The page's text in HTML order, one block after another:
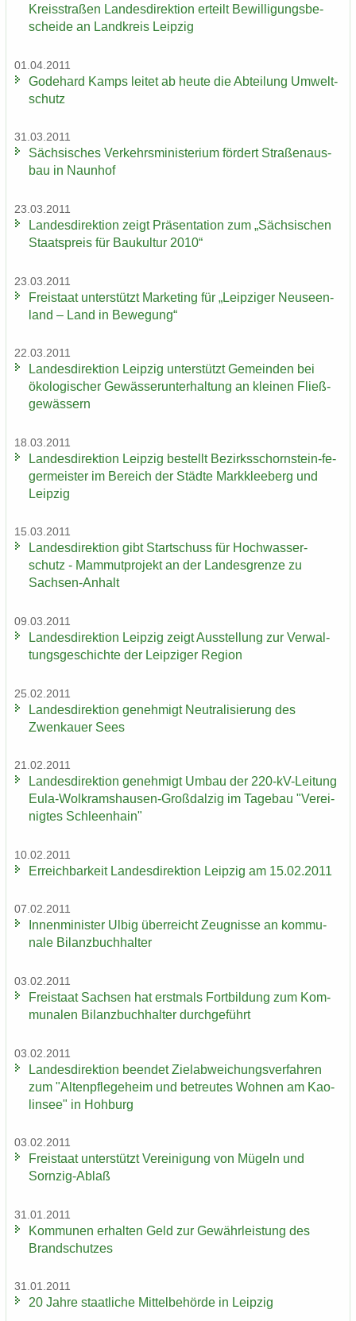
Kreis­stra­ßen Lan­des­di­rek­ti­on er­teilt Be­wil­li­gungs­be­
schei­de an Land­kreis Leip­zig
01.04.2011
Go­de­hard Kamps lei­tet ab heute die Ab­tei­lung Um­welt­
schutz
31.03.2011
Säch­si­sches Ver­kehrs­mi­nis­te­ri­um för­dert Stra­ßen­aus­
bau in Naun­hof
23.03.2011
Lan­des­di­rek­ti­on zeigt Prä­sen­ta­ti­on zum „Säch­si­schen
Staats­preis für Bau­kul­tur 2010“
23.03.2011
Frei­staat un­ter­stützt Mar­ke­ting für „Leip­zi­ger Neu­seen­
land – Land in Be­we­gung“
22.03.2011
Lan­des­di­rek­ti­on Leip­zig un­ter­stützt Ge­mein­den bei
öko­lo­gi­scher Ge­wäs­ser­un­ter­hal­tung an klei­nen Fließ­
ge­wäs­sern
18.03.2011
Lan­des­di­rek­ti­on Leip­zig be­stellt Bezirksschornstein-​ fe­
ger­meis­ter im Be­reich der Städ­te Mark­klee­berg und
Leip­zig
15.03.2011
Lan­des­di­rek­ti­on gibt Start­schuss für Hoch­was­ser­
schutz - Mam­mut­pro­jekt an der Lan­des­gren­ze zu
Sachsen-​Anhalt
09.03.2011
Lan­des­di­rek­ti­on Leip­zig zeigt Aus­stel­lung zur Ver­wal­
tungs­ge­schich­te der Leip­zi­ger Re­gi­on
25.02.2011
Lan­des­di­rek­ti­on ge­neh­migt Neu­tra­li­sie­rung des
Zwenkau­er Sees
21.02.2011
Lan­des­di­rek­ti­on ge­neh­migt Umbau der 220-​kV-Leitung
Eula-​Wolkramshausen-Großdalzig im Ta­ge­bau "Ver­ei­
nig­tes Schleen­hain"
10.02.2011
Er­reich­bar­keit Lan­des­di­rek­ti­on Leip­zig am 15.02.2011
07.02.2011
In­nen­mi­nis­ter Ulbig über­reicht Zeug­nis­se an kom­mu­
na­le Bi­lanz­buch­hal­ter
03.02.2011
Frei­staat Sach­sen hat erst­mals Fort­bil­dung zum Kom­
mu­na­len Bi­lanz­buch­hal­ter durch­ge­führt
03.02.2011
Lan­des­di­rek­ti­on be­en­det Ziel­ab­wei­chungs­ver­fah­ren
zum "Al­ten­pfle­ge­heim und be­treu­tes Woh­nen am Kao­
lin­see" in Hoh­burg
03.02.2011
Frei­staat un­ter­stützt Ver­ei­ni­gung von Mü­geln und
Sornzig-​Ablaß
31.01.2011
Kom­mu­nen er­hal­ten Geld zur Ge­währ­leis­tung des
Brand­schut­zes
31.01.2011
20 Jahre staat­li­che Mit­tel­be­hör­de in Leip­zig